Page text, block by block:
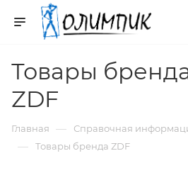
Товары
ZDF
Главная — Справочная
— Товары бренда ZDF